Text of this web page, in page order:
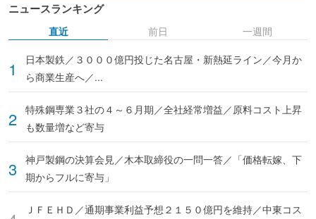
ニュースランキング
直近
日本製鉄／３０００億円投じた名古屋・新熱延ライン／今月か
ら商業生産へ／...
特殊鋼専業３社の４～６月期／全社経常増益／原料コスト上昇
も数量増など寄与
神戸製鋼の決算会見／木本取締役の一問一答／「価格転嫁、下
期からフルに寄与」
ＪＦＥＨＤ／通期事業利益予想２１５０億円を維持／中東コス
前日 一週間